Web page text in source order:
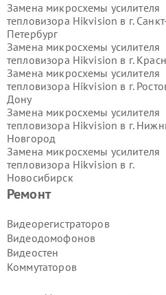
Ремонт
Видеорегистраторов
Видеодомофонов
Видеостен
Коммутаторов
Замена микросхемы усилителя
тепловизора Hikvision в г.
Петербург
Замена микросхемы усилителя
тепловизора Hikvision в г.
Замена микросхемы усилителя
тепловизора Hikvision в г.
Дону
Замена микросхемы усилителя
тепловизора Hikvision в г.
Новгород
Замена микросхемы усилителя
тепловизора Hikvision в г.
Новосибирск
Замена микросхемы усилителя
Екатеринбург
Замена микросхемы усилителя
тепловизора Hikvision в г.
Замена микросхемы усилителя
тепловизора Hikvision в г.